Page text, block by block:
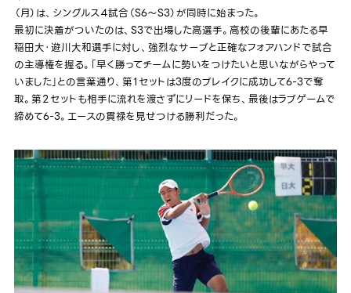
（月）は、シングルス４試合（S6〜S3）が同時に始まった。
最初に決着がついたのは、S3で出場した高選手。高校の後輩にあたる早
稲田大・遊川大和選手に対し、強烈なサーブと正確なフォアハンドで試合
の主導権を握る。「早く勝ってチームに勢いをつけたいと思いながらやって
いました」との言葉通り、第１セットは3度のブレイクに成功して6-3で奪
取。第２セットも相手に流れを渡さずにリードを保ち、最後はラブゲームで
締めて6-3。エースの貫禄を見せつける勝利だった。